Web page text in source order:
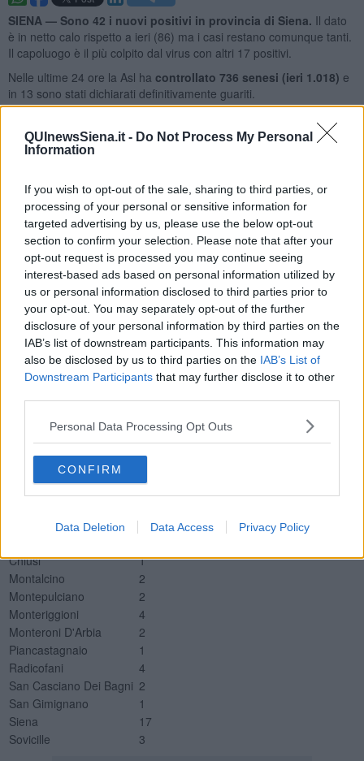
QUInewsSiena.it - Do Not Process My Personal
Information
If you wish to opt-out of the sale, sharing to third parties, or
processing of your personal or sensitive information for
targeted advertising by us, please use the below opt-out
section to confirm your selection. Please note that after your
opt-out request is processed you may continue seeing
interest-based ads based on personal information utilized by
us or personal information disclosed to third parties prior to
your opt-out. You may separately opt-out of the further
disclosure of your personal information by third parties on the
IAB’s list of downstream participants. This information may
also be disclosed by us to third parties on the IAB’s List of
Downstream Participants that may further disclose it to other
Personal Data Processing Opt Outs
CONFIRM
Data Deletion Data Access Privacy Policy
SIENA — Sono 42 i nuovi positivi in provincia di Siena. Il dato
è in netto calo rispetto a ieri (86) ma i casi restano comunque tanti.
Il capoluogo è il più colpito dal virus con altri 17 positivi.
Nelle ultime 24 ore la Asl ha controllato 736 senesi (ieri 1.018) e
in 13 sono stati dichiarati definitivamente guariti.
10 sono i 20enni e altrettanti i 50enni.
Scende il numero dei ricoverati a "Le Scotte".All'ospedale
senese ci sono 30 pazienti (ieri 34) e di questi 4si trovano in
"Terapia Intensiva", 24 nel setting di media intensità, 2 in
degenza ordinaria. L' Azienda Ospedaliera Universitaria
noto che rispetto a ieri ci sono stati 2ingressie 3dimissioni.
Per quanto riguardal'Area Vasta, invece, all'ospedale aretino ci
sono 8 pazienti (come ieri), 7 in degenza Covid e 1 in
Rianimazione.
Al "Misericordia" di Grosseto i ricoverati sono 36 (1 in più del giorno
precedente), compresi i 6 casi in "Terapia Intensiva".
Attualmente sono 811i senesi ancora contagiati, mentre
passano da 1.902 a 1.909le persone in quarantenaperché
Nell'interaArea Vastai nuovi positivi sono 112 (ieri 194) e di questi
9 risiedono nell'Aretino, 42 nel Senese, 60 nel Grossetano, 1 extra
Ecco il dettaglio dei casi odierni in provincia di Siena:
Castellina In Chianti
Chiusi
1
Montalcino
2
Montepulciano
2
Monteriggioni
4
Monteroni D'Arbia
2
Piancastagnaio
1
Radicofani
4
San Casciano Dei Bagni 2
San Gimignano
1
Siena
17
Sovicille
3